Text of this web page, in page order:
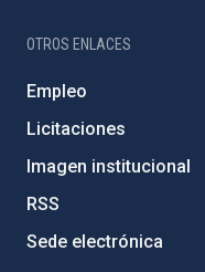
OTROS ENLACES
Empleo
Licitaciones
Imagen institucional
RSS
Sede electrónica